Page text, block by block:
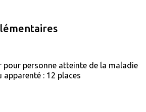
pour personne atteinte de la maladie
apparenté : 12 places